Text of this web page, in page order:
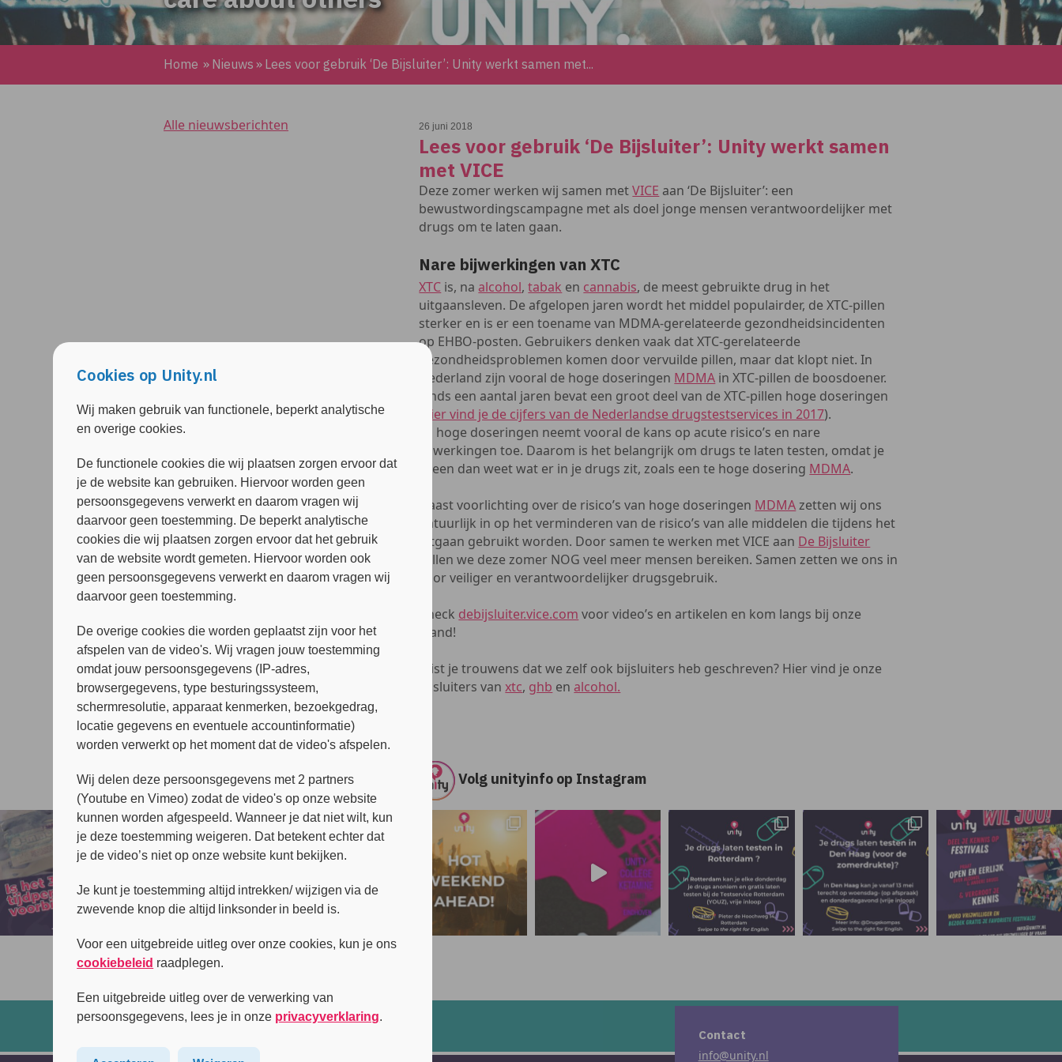
Home » Nieuws » Lees voor gebruik ‘De Bijsluiter’: Unity werkt samen met...
Alle nieuwsberichten 26 juni 2018
Lees voor gebruik ‘De Bijsluiter’: Unity werkt samen
met VICE
Deze zomer werken wij samen metVICE aan ‘De Bijsluiter’: een
bewustwordingscampagne met als doel jonge mensen verantwoordelijker met
drugs om te laten gaan.
Nare bijwerkingen van XTC
XTC is, naalcohol,tabak en cannabis, de meest gebruikte drug in het
uitgaansleven. De afgelopen jaren wordt het middel populairder, de XTC-pillen
sterker en is er een toename van MDMA-gerelateerde gezondheidsincidenten
op EHBO-posten. Gebruikers denken vaak dat XTC-gerelateerde
gezondheidsproblemen komen door vervuilde pillen, maar dat klopt niet. In
Nederland zijn vooral de hoge doseringen MDMA in XTC-pillen de boosdoener.
Sinds een aantal jaren bevat een groot deel van de XTC-pillen hoge doseringen
hier vind je de cijfers van de Nederlandse drugstestservices in 2017).
Bij hoge doseringen neemt vooral de kans op acute risico’s en nare
bijwerkingen toe. Daarom is het belangrijk om drugs te laten testen, omdat je
alleen dan weet wat er in je drugs zit, zoals een te hoge dosering MDMA.
Naast voorlichting over de risico’s van hoge doseringen MDMAzetten wij ons
natuurlijk in op het verminderen van de risico’s van alle middelen die tijdens het
uitgaan gebruikt worden. Door samen te werken met VICE aan De Bijsluiter
willen we deze zomer NOG veel meer mensen bereiken. Samen zetten we ons in
voor veiliger en verantwoordelijker drugsgebruik.
Check debijsluiter.vice.com voor video’s en artikelen en kom langs bij onze
stand!
Wist je trouwens dat we zelf ook bijsluiters heb geschreven? Hier vind je onze
bijsluiters vanxtc, ghb enalcohol.
Volg unityinfo op Instagram
Contact
info@unity.nl
Cookies op Unity.nl
Wij maken gebruik van functionele, beperkt analytische
en overige cookies.
De functionele cookies die wij plaatsen zorgen ervoor dat
je de website kan gebruiken. Hiervoor worden geen
persoonsgegevens verwerkt en daarom vragen wij
daarvoor geen toestemming. De beperkt analytische
cookies die wij plaatsen zorgen ervoor dat het gebruik
van de website wordt gemeten. Hiervoor worden ook
geen persoonsgegevens verwerkt en daarom vragen wij
daarvoor geen toestemming.
De overige cookies die worden geplaatst zijn voor het
afspelen van de video's. Wij vragen jouw toestemming
omdat jouw persoonsgegevens (IP-adres,
browsergegevens, type besturingssysteem,
schermresolutie, apparaat kenmerken, bezoekgedrag,
locatie gegevens en eventuele accountinformatie)
worden verwerkt op het moment dat de video's afspelen.
Wij delen deze persoonsgegevens met 2 partners
(Youtube en Vimeo) zodat de video's op onze website
kunnen worden afgespeeld. Wanneer je dat niet wilt, kun
je deze toestemming weigeren. Dat betekent echter dat
je de video’s niet op onze website kunt bekijken.
Je kunt je toestemming altijd intrekken/ wijzigen via de
zwevende knop die altijd linksonder in beeld is.
Voor een uitgebreide uitleg over onze cookies, kun je ons
cookiebeleid raadplegen.
Een uitgebreide uitleg over de verwerking van
persoonsgegevens, lees je in onze privacyverklaring.